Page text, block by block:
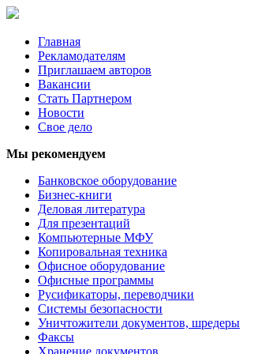
Главная
Рекламодателям
Приглашаем авторов
Вакансии
Стать Партнером
Новости
Свое дело
Мы рекомендуем
Банковское оборудование
Бизнес-книги
Деловая литература
Для презентаций
Компьютерные МФУ
Копировальная техника
Офисное оборудование
Офисные программы
Русификаторы, переводчики
Системы безопасности
Уничтожители документов, шредеры
Факсы
Хранение документов